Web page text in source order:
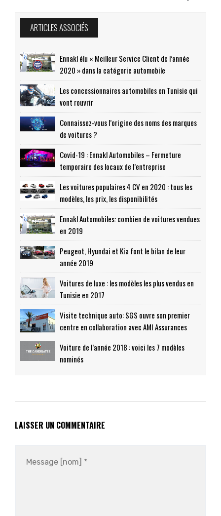
ARTICLES ASSOCIÉS
Ennakl élu « Meilleur Service Client de l’année
2020 » dans la catégorie automobile
Les concessionnaires automobiles en Tunisie qui
vont rouvrir
Connaissez-vous l’origine des noms des marques
de voitures ?
Covid-19 : Ennakl Automobiles – Fermeture
temporaire des locaux de l’entreprise
Les voitures populaires 4 CV en 2020 : tous les
modèles, les prix, les disponibilités
Ennakl Automobiles: combien de voitures vendues
en 2019
Peugeot, Hyundai et Kia font le bilan de leur
année 2019
Voitures de luxe : les modèles les plus vendus en
Tunisie en 2017
Visite technique auto: SGS ouvre son premier
centre en collaboration avec AMI Assurances
Voiture de l’année 2018 : voici les 7 modèles
nominés
LAISSER UN COMMENTAIRE